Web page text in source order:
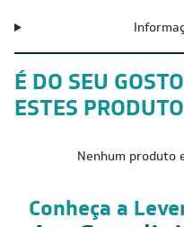
É DO SEU
ESTES
Nenhum produto
Conheça a